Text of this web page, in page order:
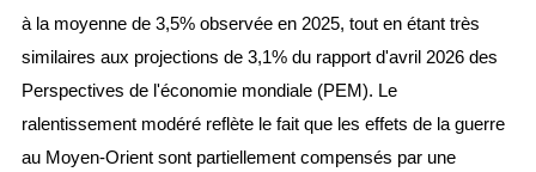
à la moyenne de 3,5% observée en 2025, tout en étant très
similaires aux projections de 3,1% du rapport d'avril 2026 des
Perspectives de l'économie mondiale (PEM). Le
ralentissement modéré reflète le fait que les effets de la guerre
au Moyen-Orient sont partiellement compensés par une